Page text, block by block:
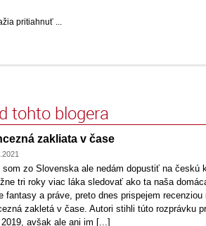
pritiahnuť ...
tohto blogera
zakliata v čase
zo Slovenska ale nedám dopustiť na českú
tri roky viac láka sledovať ako ta naša
fantasy a práve, preto dnes prispejem
zakletá v čase. Autori stihli túto rozprávku
avšak ale ani im [...]